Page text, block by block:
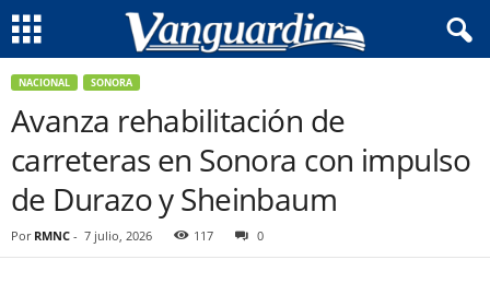
NACIONAL SONORA
Avanza rehabilitación de
carreteras en Sonora con impulso
de Durazo y Sheinbaum
Por RMNC - 7 julio, 2026 117 0